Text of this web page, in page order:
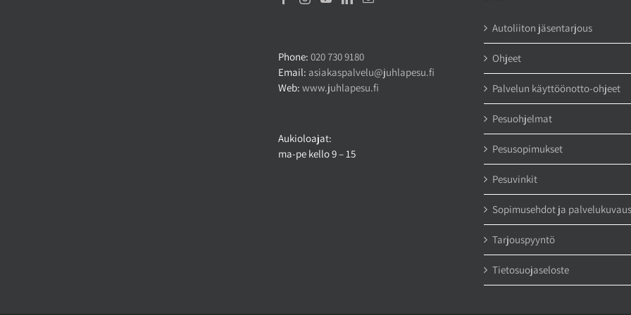
Phone: 020 730 9180
Email: asiakaspalvelu@juhlapesu.fi
Web: www.juhlapesu.fi
Aukioloajat:
ma-pe kello 9 – 15
Autoliiton jäsentarjous
Ohjeet
Palvelun käyttöönotto-ohjeet
Pesuohjelmat
Pesusopimukset
Pesuvinkit
Sopimusehdot ja palvelukuvaus
Tarjouspyyntö
Tietosuojaseloste